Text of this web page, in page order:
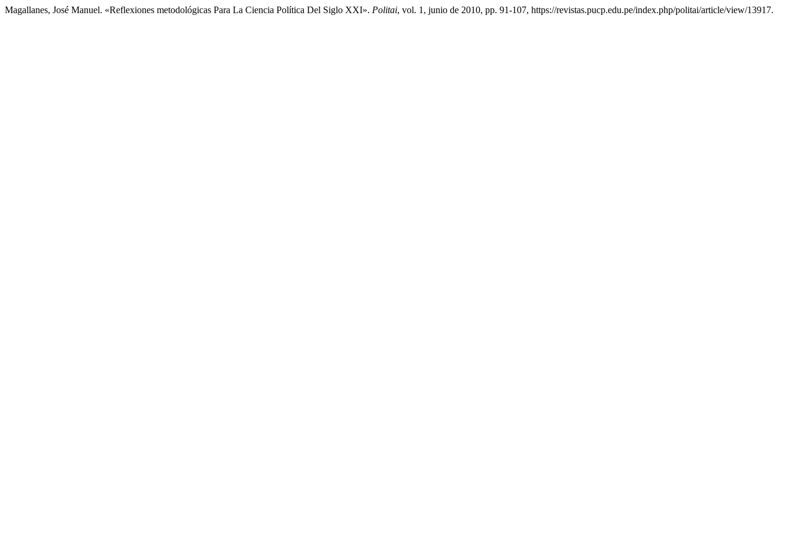
Magallanes, José Manuel. «Reflexiones metodológicas Para La Ciencia Política Del Siglo XXI». Politai, vol. 1, junio de 2010, pp. 91-107, https://revistas.pucp.edu.pe/index.php/politai/article/view/13917.